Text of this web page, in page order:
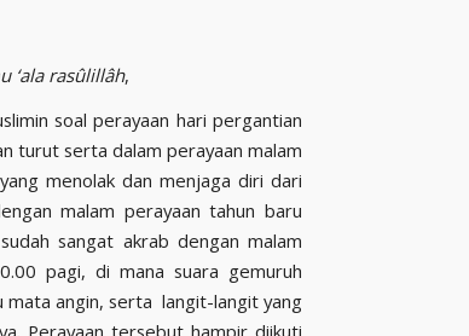
‘ala rasûlillâh,
soal perayaan hari pergantian
turut serta dalam perayaan malam
menolak dan menjaga diri dari
malam perayaan tahun baru
sangat akrab dengan malam
pagi, di mana suara gemuruh
angin, serta langit-langit yang